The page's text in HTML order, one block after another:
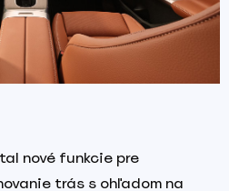
nové funkcie pre
trás s ohľadom na